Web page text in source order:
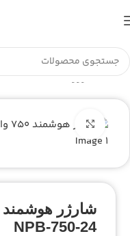
خانه شارژر صنعتی
بزرگنمایی تصویر
NPB-750-24
تا اطلاع ثانوی